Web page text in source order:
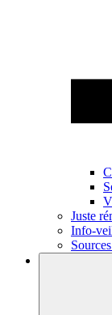
Juste
Info-